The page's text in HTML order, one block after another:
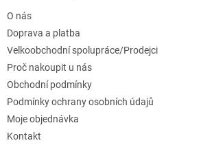
O nás
Doprava a platba
Velkoobchodní spolupráce/Prodejci
Proč nakoupit u nás
Obchodní podmínky
Podmínky ochrany osobních údajů
Moje objednávka
Kontakt